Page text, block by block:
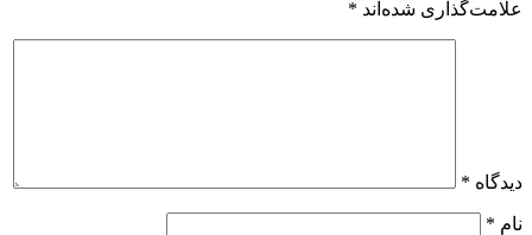
علامت‌گذاری شده‌اند *
دیدگاه *
نام *